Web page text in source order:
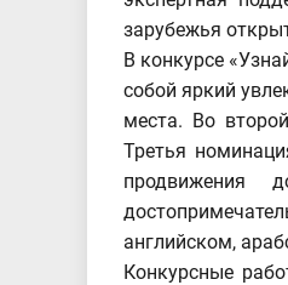
зарубежья
В конкурсе
собой яркий
места. Во
Третья
продвижения
английском,
Конкурсные